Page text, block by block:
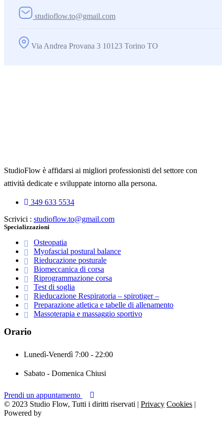
studioflow.to@gmail.com
Via Andrea Provana 3 10123 Torino TO
StudioFlow è affidarsi ai migliori professionisti del settore con
attività dedicate e sviluppate intorno alla persona.
349 633 5534
Scrivici : studioflow.to@gmail.com
Specializzazioni
Osteopatia
Myofascial postural balance
Rieducazione posturale
Biomeccanica di corsa
Riprogrammazione corsa
Test di soglia
Rieducazione Respiratoria – spirotiger –
Preparazione atletica e tabelle di allenamento
Massoterapia e massaggio sportivo
Orario
Lunedì-Venerdì 7:00 - 22:00
Sabato - Domenica Chiusi
Prendi un appuntamento
© 2023 Studio Flow, Tutti i diritti riservati | Privacy Cookies |
Powered by